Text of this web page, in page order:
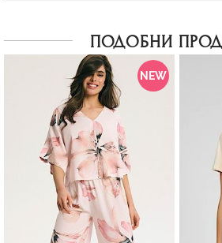
ПОДОБНИ
NEW